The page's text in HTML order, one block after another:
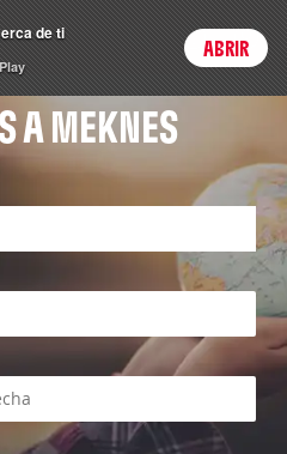
Login
A MEKNES
de ti
ABRIR